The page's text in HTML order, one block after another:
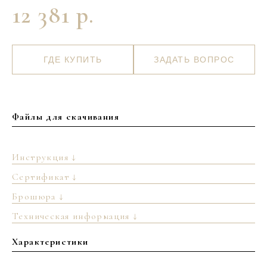
12 381 р.
ГДЕ КУПИТЬ ЗАДАТЬ ВОПРОС
Файлы для скачивания
Инструкция ↓
Сертификат ↓
Брошюра ↓
Техническая информация ↓
Характеристики